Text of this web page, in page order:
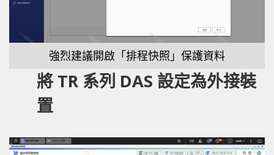
強烈建議開啟「排程快照」保護資料
將 TR 系列 DAS 設定為外接裝
置